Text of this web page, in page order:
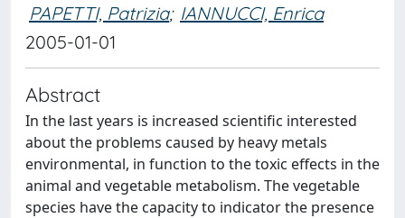
PAPETTI, Patrizia; IANNUCCI, Enrica
2005-01-01
Abstract
In the last years is increased scientific interested
about the problems caused by heavy metals
environmental, in function to the toxic effects in the
animal and vegetable metabolism. The vegetable
species have the capacity to indicator the presence